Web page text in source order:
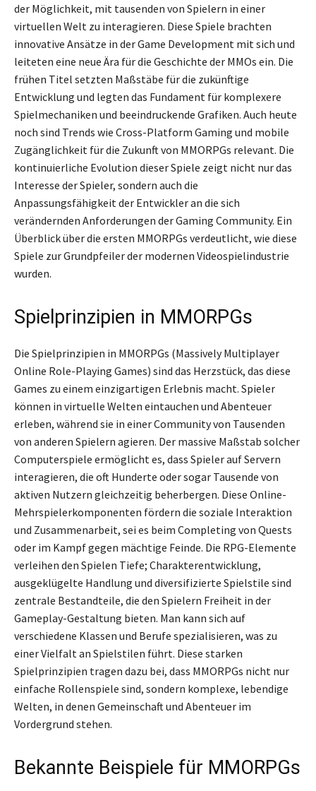
der Möglichkeit, mit tausenden von Spielern in einer
virtuellen Welt zu interagieren. Diese Spiele brachten
innovative Ansätze in der Game Development mit sich und
leiteten eine neue Ära für die Geschichte der MMOs ein. Die
frühen Titel setzten Maßstäbe für die zukünftige
Entwicklung und legten das Fundament für komplexere
Spielmechaniken und beeindruckende Grafiken. Auch heute
noch sind Trends wie Cross-Platform Gaming und mobile
Zugänglichkeit für die Zukunft von MMORPGs relevant. Die
kontinuierliche Evolution dieser Spiele zeigt nicht nur das
Interesse der Spieler, sondern auch die
Anpassungsfähigkeit der Entwickler an die sich
verändernden Anforderungen der Gaming Community. Ein
Überblick über die ersten MMORPGs verdeutlicht, wie diese
Spiele zur Grundpfeiler der modernen Videospielindustrie
wurden.
Spielprinzipien in MMORPGs
Die Spielprinzipien in MMORPGs (Massively Multiplayer
Online Role-Playing Games) sind das Herzstück, das diese
Games zu einem einzigartigen Erlebnis macht. Spieler
können in virtuelle Welten eintauchen und Abenteuer
erleben, während sie in einer Community von Tausenden
von anderen Spielern agieren. Der massive Maßstab solcher
Computerspiele ermöglicht es, dass Spieler auf Servern
interagieren, die oft Hunderte oder sogar Tausende von
aktiven Nutzern gleichzeitig beherbergen. Diese Online-
Mehrspielerkomponenten fördern die soziale Interaktion
und Zusammenarbeit, sei es beim Completing von Quests
oder im Kampf gegen mächtige Feinde. Die RPG-Elemente
verleihen den Spielen Tiefe; Charakterentwicklung,
ausgeklügelte Handlung und diversifizierte Spielstile sind
zentrale Bestandteile, die den Spielern Freiheit in der
Gameplay-Gestaltung bieten. Man kann sich auf
verschiedene Klassen und Berufe spezialisieren, was zu
einer Vielfalt an Spielstilen führt. Diese starken
Spielprinzipien tragen dazu bei, dass MMORPGs nicht nur
einfache Rollenspiele sind, sondern komplexe, lebendige
Welten, in denen Gemeinschaft und Abenteuer im
Vordergrund stehen.
Bekannte Beispiele für MMORPGs